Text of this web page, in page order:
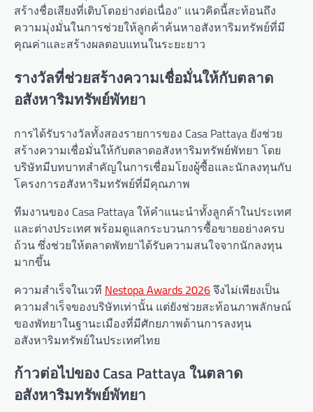
สร้างชื่อเสียงที่เติบโตอย่างต่อเนื่อง” แนวคิดนี้สะท้อนถึง
ความมุ่งมั่นในการช่วยให้ลูกค้าค้นหาอสังหาริมทรัพย์ที่มี
คุณค่าและสร้างผลตอบแทนในระยะยาว
รางวัลที่ช่วยสร้างความเชื่อมั่นให้กับตลาด
อสังหาริมทรัพย์พัทยา
การได้รับรางวัลทั้งสองรายการของ Casa Pattaya ยังช่วย
สร้างความเชื่อมั่นให้กับตลาดอสังหาริมทรัพย์พัทยา โดย
บริษัทมีบทบาทสำคัญในการเชื่อมโยงผู้ซื้อและนักลงทุนกับ
โครงการอสังหาริมทรัพย์ที่มีคุณภาพ
ทีมงานของ Casa Pattaya ให้คำแนะนำทั้งลูกค้าในประเทศ
และต่างประเทศ พร้อมดูแลกระบวนการซื้อขายอย่างครบ
ถ้วน ซึ่งช่วยให้ตลาดพัทยาได้รับความสนใจจากนักลงทุน
มากขึ้น
ความสำเร็จในเวที Nestopa Awards 2026จึงไม่เพียงเป็น
ความสำเร็จของบริษัทเท่านั้น แต่ยังช่วยสะท้อนภาพลักษณ์
ของพัทยาในฐานะเมืองที่มีศักยภาพด้านการลงทุน
อสังหาริมทรัพย์ในประเทศไทย
ก้าวต่อไปของ Casa Pattaya ในตลาด
อสังหาริมทรัพย์พัทยา